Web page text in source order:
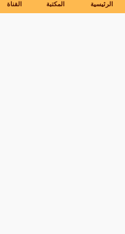
الرئيسية المكتبة القناة